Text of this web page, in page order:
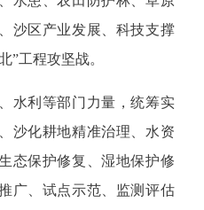
沙区产业发展、科技支撑
”工程攻坚战。
水利等部门力量，统筹实
沙化耕地精准治理、水资
态保护修复、湿地保护修
广、试点示范、监测评估